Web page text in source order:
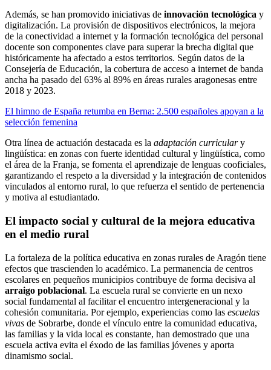
Además, se han promovido iniciativas de innovación tecnológica y
digitalización. La provisión de dispositivos electrónicos, la mejora
de la conectividad a internet y la formación tecnológica del personal
docente son componentes clave para superar la brecha digital que
históricamente ha afectado a estos territorios. Según datos de la
Consejería de Educación, la cobertura de acceso a internet de banda
ancha ha pasado del 63% al 89% en áreas rurales aragonesas entre
2018 y 2023.
El himno de España retumba en Berna: 2.500 españoles apoyan a la
selección femenina
Otra línea de actuación destacada es la adaptación curriculary
lingüística: en zonas con fuerte identidad cultural y lingüística, como
el área de la Franja, se fomenta el aprendizaje de lenguas cooficiales,
garantizando el respeto a la diversidad y la integración de contenidos
vinculados al entorno rural, lo que refuerza el sentido de pertenencia
y motiva al estudiantado.
El impacto social y cultural de la mejora educativa
en el medio rural
La fortaleza de la política educativa en zonas rurales de Aragón tiene
efectos que trascienden lo académico. La permanencia de centros
escolares en pequeños municipios contribuye de forma decisiva al
arraigo poblacional. La escuela rural se convierte en un nexo
social fundamental al facilitar el encuentro intergeneracional y la
cohesión comunitaria. Por ejemplo, experiencias como las escuelas
vivas de Sobrarbe, donde el vínculo entre la comunidad educativa,
las familias y la vida local es constante, han demostrado que una
escuela activa evita el éxodo de las familias jóvenes y aporta
dinamismo social.